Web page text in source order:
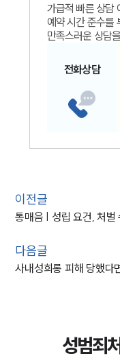
가급적 빠른 상담
예약 시간 준수를
만족스러운 상담
전화상담
이전글
통매음 | 성립 요건, 처벌
다음글
사내성희롱 피해 당했다
성범죄